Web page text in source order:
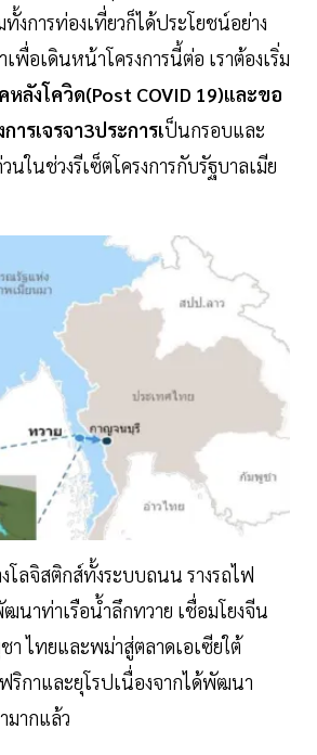
ทั้งการท่องเที่ยวก็ได้ประโยชน์อย่าง
เพื่อเดินหน้าโครงการนี้ต่อ เราต้องเริ่ม
ลังโควิด(Post COVID 19)และขอ
รเจรจา3ประการเป็นกรอบและ
นในช่วงรีเซ็ตโครงการกับรัฐบาลเมีย
โลจิสติกส์ทั้งระบบถนน รางรถไฟ
นาท่าเรือน้ำลึกทวาย เชื่อมโยงจีน
า ไทยและพม่าสู่ตลาดเอเซียใต้
ริกาและยุโรปเนื่องจากได้พัฒนา
มากแล้ว